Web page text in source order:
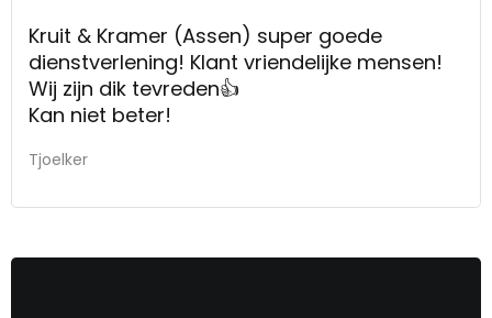
Kruit & Kramer (Assen) super goede
dienstverlening! Klant vriendelijke mensen!
Wij zijn dik tevreden👍
Kan niet beter!
Tjoelker